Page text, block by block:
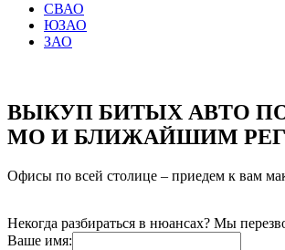
СВАО
ЮЗАО
ЗАО
ВЫКУП БИТЫХ АВТО
МО И БЛИЖАЙШИМ
Офисы по всей столице – приедем к вам
Некогда разбираться в нюансах? Мы
Ваше имя: